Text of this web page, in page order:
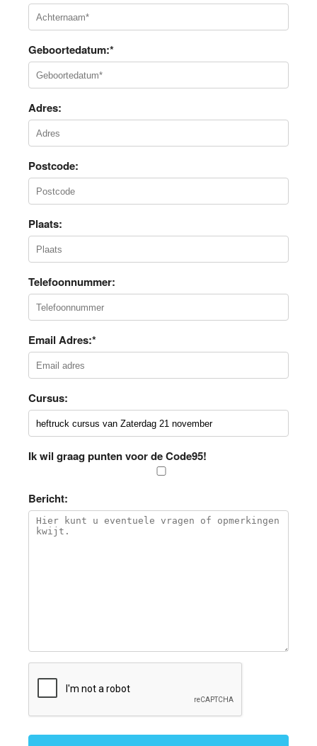
Geboortedatum:*
Adres:
Postcode:
Plaats:
Telefoonnummer:
Email Adres:*
Cursus:
Ik wil graag punten voor de Code95!
Bericht: